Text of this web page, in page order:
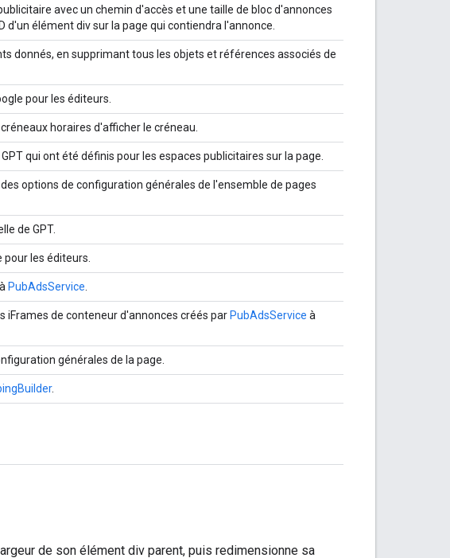
avec un chemin d'accès et une taille de bloc d'annonces
d'un élément div sur la page qui contiendra l'annonce.
donnés, en supprimant tous les objets et références associés de
pour les éditeurs.
horaires d'afficher le créneau.
qui ont été définis pour les espaces publicitaires sur la page.
options de configuration générales de l'ensemble de pages
de GPT.
pour les éditeurs.
PubAdsService
iFrames de conteneur d'annonces créés par PubAdsService à
générales de la page.
.
de son élément div parent, puis redimensionne sa